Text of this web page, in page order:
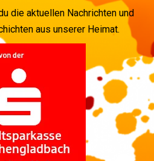
die aktuellen Nachrichten und
aus unserer Heimat.